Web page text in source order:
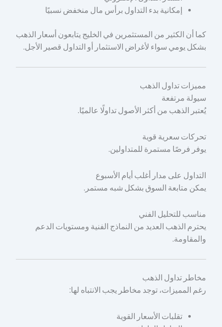
إمكانية بدء التداول برأس مال منخفض نسبيًا
كما أن الكثير من المستثمرين في الخليج يتابعون أسعار الذهب
بشكل يومي سواء لأغراض الاستثمار أو التداول قصير الأجل.
مميزات تداول الذهب
سيولة مرتفعة
يُعتبر الذهب من أكثر الأصول تداولًا عالميًا.
تحركات سعرية قوية
يوفر فرصًا مستمرة للمتداولين.
التداول على مدار أغلب أيام الأسبوع
يمكن متابعة السوق بشكل شبه مستمر.
مناسب للتحليل الفني
يحترم الذهب العديد من النماذج الفنية ومستويات الدعم
والمقاومة.
مخاطر تداول الذهب
رغم المميزات، توجد مخاطر يجب الانتباه لها:
تقلبات الأسعار القوية